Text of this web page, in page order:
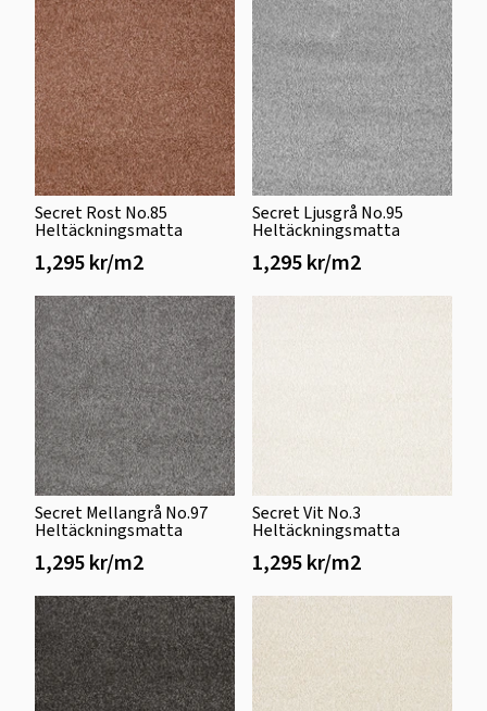
Secret Rost No.85
Heltäckningsmatta
1,295 kr/m2
Secret Ljusgrå No.95
Heltäckningsmatta
1,295 kr/m2
Secret Mellangrå No.97
Heltäckningsmatta
1,295 kr/m2
Secret Vit No.3
Heltäckningsmatta
1,295 kr/m2